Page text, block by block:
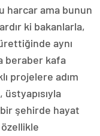
harcar ama bunun
ki bakanlarla,
aynı
beraber kafa
projelere adım
şehirde hayat